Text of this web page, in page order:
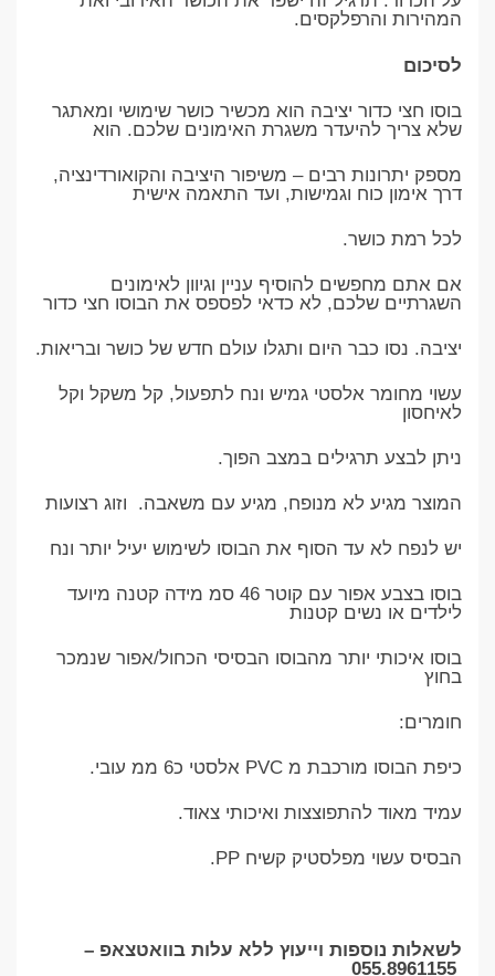
המהירות והרפלקסים.
לסיכום
בוסו חצי כדור יציבה הוא מכשיר כושר שימושי ומאתגר
שלא צריך להיעדר משגרת האימונים שלכם. הוא
מספק יתרונות רבים – משיפור היציבה והקואורדינציה,
דרך אימון כוח וגמישות, ועד התאמה אישית
לכל רמת כושר.
אם אתם מחפשים להוסיף עניין וגיוון לאימונים
השגרתיים שלכם, לא כדאי לפספס את הבוסו חצי כדור
יציבה. נסו כבר היום ותגלו עולם חדש של כושר ובריאות.
עשוי מחומר אלסטי גמיש ונח לתפעול, קל משקל וקל
לאיחסון
ניתן לבצע תרגילים במצב הפוך.
המוצר מגיע לא מנופח, מגיע עם משאבה. וזוג רצועות
יש לנפח לא עד הסוף את הבוסו לשימוש יעיל יותר ונח
בוסו בצבע אפור עם קוטר 46 סמ מידה קטנה מיועד
לילדים או נשים קטנות
בוסו איכותי יותר מהבוסו הבסיסי הכחול/אפור שנמכר
בחוץ
חומרים:
כיפת הבוסו מורכבת מ PVC אלסטי כ6 ממ עובי.
עמיד מאוד להתפוצצות ואיכותי צאוד.
הבסיס עשוי מפלסטיק קשיח PP.
לשאלות נוספות וייעוץ ללא עלות בוואטצאפ –
055.8961155